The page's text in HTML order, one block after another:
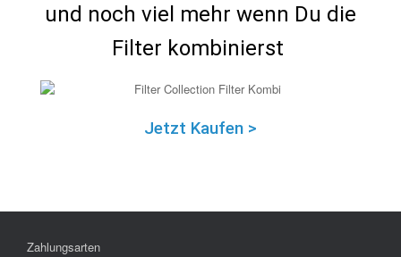
und noch viel mehr wenn Du die
Filter kombinierst
Jetzt Kaufen >
Zahlungsarten